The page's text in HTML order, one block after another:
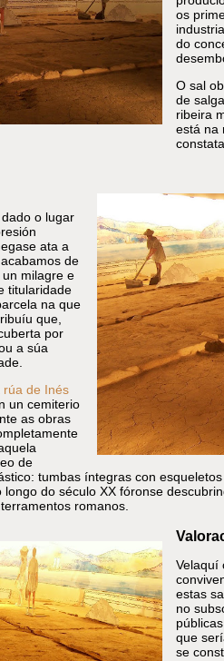
os
do
O sal
de
ribeira
está na
o lugar
ata a
de
milagre e
titularidade
na que
que,
por
a súa
rúa de Inés
un cemiterio
as obras
de
tumbas íntegras con
do século XX fóronse
romanos.
Velaquí
estas
no
que
se